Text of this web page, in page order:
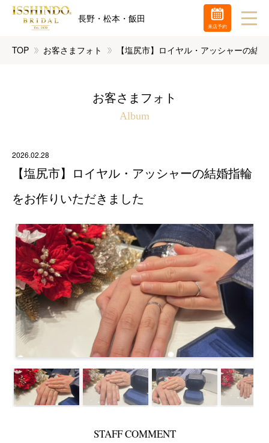
長野・松本・飯田
TOP お客さまフォト 【塩尻市】ロイヤル・アッシャーの結
お客さまフォト
Album
2026.02.28
【塩尻市】ロイヤル・アッシャーの結婚指輪
をお作りいただきました
STAFF COMMENT
来店予約